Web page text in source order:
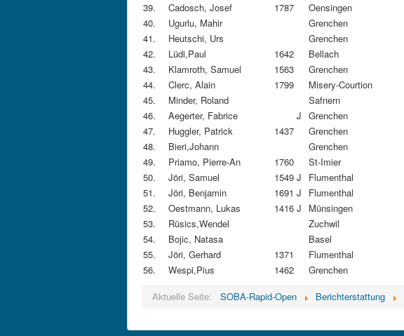
39.
Cadosch, Josef 1787 Oensingen
40.
Ugurlu, Mahir Grenchen
41.
Heutschi, Urs Grenchen
42.
Lüdi,Paul 1642 Bellach
43.
Klamroth, Samuel 1563 Grenchen
44.
Clerc, Alain 1799 Misery-Courtion
45.
Minder, Roland Safnern
46.
Aegerter, Fabrice J Grenchen
47.
Huggler, Patrick 1437 Grenchen
48.
Bieri,Johann Grenchen
49.
Priamo, Pierre-An 1760 St-Imier
50.
Jöri, Samuel 1549 J Flumenthal
51.
Jöri, Benjamin 1691 J Flumenthal
52.
Oestmann, Lukas 1416 J Münsingen
53.
Rüsics,Wendel Zuchwil
54.
Bojic, Natasa Basel
55.
Jöri, Gerhard 1371 Flumenthal
56.
Wespi,Pius 1462 Grenchen
Aktuelle Seite:
SOBA-Rapid-Open Berichterstattung